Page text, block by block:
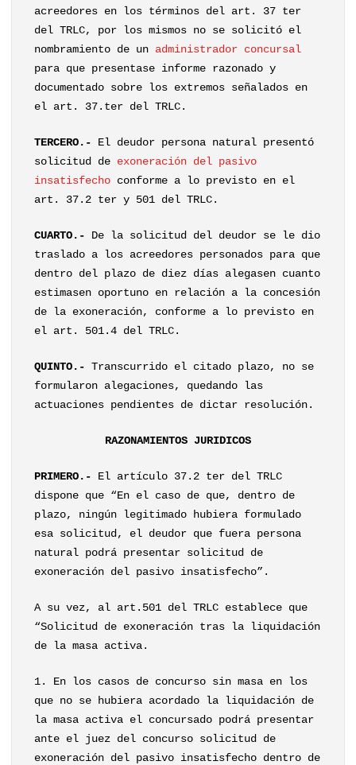
acreedores en los términos del art. 37 ter
del TRLC, por los mismos no se solicitó el
nombramiento de un administrador concursal
para que presentase informe razonado y
documentado sobre los extremos señalados en
el art. 37.ter del TRLC.
TERCERO.- El deudor persona natural presentó
solicitud de exoneración del pasivo
insatisfecho conforme a lo previsto en el
art. 37.2 ter y 501 del TRLC.
CUARTO.- De la solicitud del deudor se le dio
traslado a los acreedores personados para que
dentro del plazo de diez días alegasen cuanto
estimasen oportuno en relación a la concesión
de la exoneración, conforme a lo previsto en
el art. 501.4 del TRLC.
QUINTO.- Transcurrido el citado plazo, no se
formularon alegaciones, quedando las
actuaciones pendientes de dictar resolución.
RAZONAMIENTOS JURIDICOS
PRIMERO.- El artículo 37.2 ter del TRLC
dispone que “En el caso de que, dentro de
plazo, ningún legitimado hubiera formulado
esa solicitud, el deudor que fuera persona
natural podrá presentar solicitud de
exoneración del pasivo insatisfecho”.
A su vez, al art.501 del TRLC establece que
“Solicitud de exoneración tras la liquidación
de la masa activa.
1. En los casos de concurso sin masa en los
que no se hubiera acordado la liquidación de
la masa activa el concursado podrá presentar
ante el juez del concurso solicitud de
exoneración del pasivo insatisfecho dentro de